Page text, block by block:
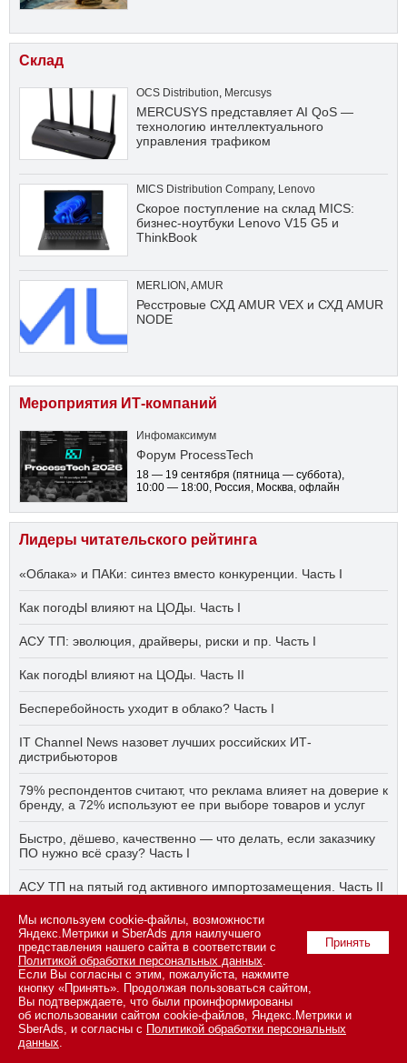
Склад
OCS Distribution, Mercusys
MERCUSYS представляет AI QoS —
технологию интеллектуального
управления трафиком
MICS Distribution Company, Lenovo
Скорое поступление на склад MICS:
бизнес-ноутбуки Lenovo V15 G5 и
ThinkBook
MERLION ,AMUR
Ресстровые СХД AMUR VEX и СХД AMUR
NODE
Мероприятия ИТ-компаний
Инфомаксимум
Форум ProcessTech
18 — 19 сентября (пятница — суббота),
10:00 — 18:00, Россия, Москва, офлайн
Лидеры читательского рейтинга
«Облака» и ПАКи: синтез вместо конкуренции. Часть I
Как погодЫ влияют на ЦОДы. Часть I
АСУ ТП: эволюция, драйверы, риски и пр. Часть I
Как погодЫ влияют на ЦОДы. Часть II
Бесперебойность уходит в облако? Часть I
IT Channel News назовет лучших российских ИТ-
дистрибьюторов
79% респондентов считают, что реклама влияет на доверие к
бренду, а 72% используют ее при выборе товаров и услуг
Быстро, дёшево, качественно — что делать, если заказчику
ПО нужно всё сразу? Часть I
АСУ ТП на пятый год активного импортозамещения. Часть II
Бесперебойность уходит в облако? Часть II
© 2026 ООО «СК ПРЕСС».Политика конфиденциальности
персональных данных,информация об авторских правах и порядке
использования материалов сайта
109147 г. Москва, ул. Марксистская, 34, строение 10. Телефон: +7
495 974-22-60 (доб. 1500). Факс: +7 495 974-22-63. E-mail:
vopros@novostiitkanala.ru
Принять
Мы используем cookie-файлы, возможности
Яндекс.Метрики и SberAds для наилучшего
представления нашего сайта в соответствии с
Политикой обработки персональных данных.
Если Вы согласны с этим, пожалуйста, нажмите
кнопку «Принять». Продолжая пользоваться сайтом,
Вы подтверждаете, что были проинформированы
об использовании сайтом cookie-файлов, Яндекс.Метрики и
SberAds, и согласны с Политикой обработки персональных
данных.